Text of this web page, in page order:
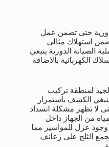
دورية حتى تضمن عمل
استهلاك مثالي
الصيانة الدورية ينبغي
الكهربائية بالاضافة
لمنطقة تركيب
الكشف باستمرار
لا تظهر مشكلة انسداد
من الجهاز داخل
عزل للمواسير مما
الثلج على زعانف